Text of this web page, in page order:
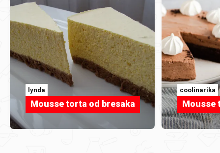
lynda
Mousse torta od bresaka
coolinarika
Mousse